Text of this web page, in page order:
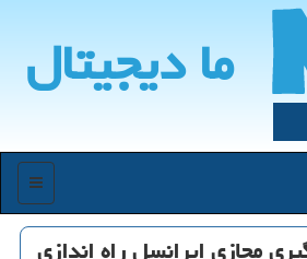
ما دیجیتال
منو